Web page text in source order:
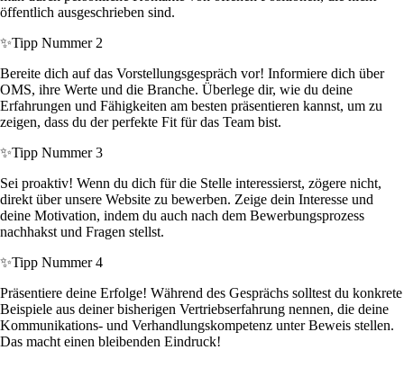
öffentlich ausgeschrieben sind.
✨Tipp Nummer 2
Bereite dich auf das Vorstellungsgespräch vor! Informiere dich über
OMS, ihre Werte und die Branche. Überlege dir, wie du deine
Erfahrungen und Fähigkeiten am besten präsentieren kannst, um zu
zeigen, dass du der perfekte Fit für das Team bist.
✨Tipp Nummer 3
Sei proaktiv! Wenn du dich für die Stelle interessierst, zögere nicht,
direkt über unsere Website zu bewerben. Zeige dein Interesse und
deine Motivation, indem du auch nach dem Bewerbungsprozess
nachhakst und Fragen stellst.
✨Tipp Nummer 4
Präsentiere deine Erfolge! Während des Gesprächs solltest du konkrete
Beispiele aus deiner bisherigen Vertriebserfahrung nennen, die deine
Kommunikations- und Verhandlungskompetenz unter Beweis stellen.
Das macht einen bleibenden Eindruck!